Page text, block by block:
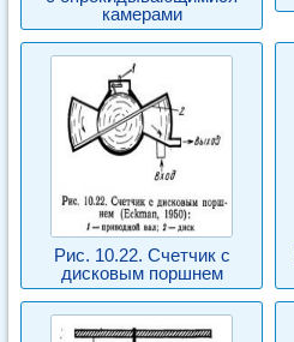
камерами
Рис. 10.22. Счетчик с
дисковым поршнем